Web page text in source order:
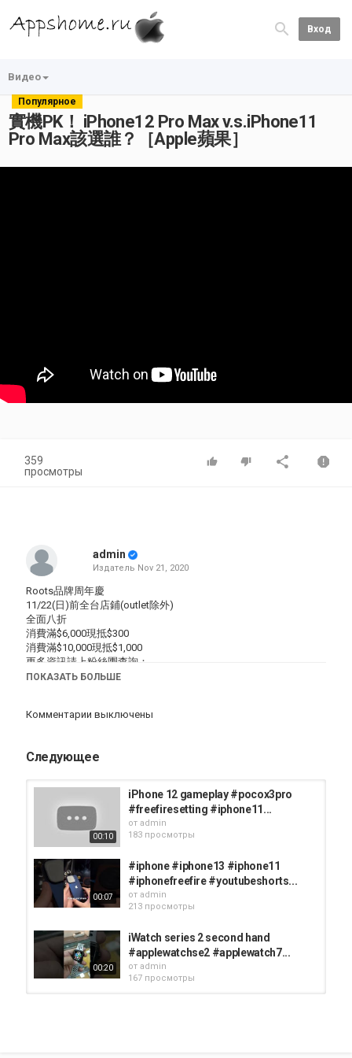
Вход
Видео
Популярное
實機PK！ iPhone12 Pro Max v.s.iPhone11
Pro Max該選誰？［Apple蘋果］
359
просмотры
admin
Издатель Nov 21, 2020
Roots品牌周年慶
11/22(日)前全台店鋪(outlet除外)
全面八折
消費滿$6,000現抵$300
消費滿$10,000現抵$1,000
更多資訊請上粉絲團查詢：
https://www.facebook.com/RootsTaiwan
Googlehttps://bit.ly/3hMfwMn
訂閱Tim哥生活副頻道⬇︎
http://bit.ly/36gDKs7
加入頻道會員⬇︎
http://bit.ly/2LoUuox
我的Line@生活圈⬇︎
@237mhhsl
訂閱3cTim哥主頻道⬇︎
http://bit.ly/2MgPy4H
http://bit.ly/2PEnHMZ
訂閱眾點旅人頻道⬇︎
http://bit.ly/2QaY1vS
訂閱Jade Lin林瑋婕頻道⬇︎
ПОКАЗАТЬ БОЛЬШЕ
Комментарии выключены
Следующее
00:10
iPhone 12 gameplay #pocox3pro
#freefiresetting #iphone11...
от admin
183 просмотры
00:07
#iphone #iphone13 #iphone11
#iphonefreefire #youtubeshorts...
от admin
213 просмотры
00:20
iWatch series 2 second hand
#applewatchse2 #applewatch7...
от admin
167 просмотры